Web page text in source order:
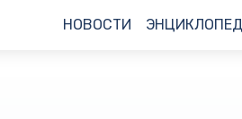
НОВОСТИ